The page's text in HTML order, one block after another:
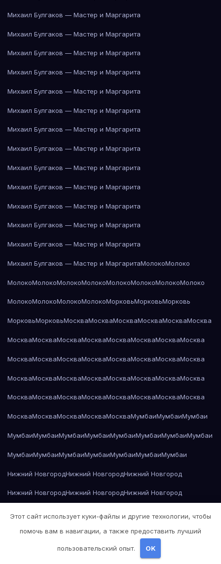
Михаил Булгаков — Мастер и Маргарита
Михаил Булгаков — Мастер и Маргарита
Михаил Булгаков — Мастер и Маргарита
Михаил Булгаков — Мастер и Маргарита
Михаил Булгаков — Мастер и Маргарита
Михаил Булгаков — Мастер и Маргарита
Михаил Булгаков — Мастер и Маргарита
Михаил Булгаков — Мастер и Маргарита
Михаил Булгаков — Мастер и Маргарита
Михаил Булгаков — Мастер и Маргарита
Михаил Булгаков — Мастер и Маргарита
Михаил Булгаков — Мастер и Маргарита
Михаил Булгаков — Мастер и Маргарита
Михаил Булгаков — Мастер и МаргаритаМолокоМолоко
МолокоМолокоМолокоМолокоМолокоМолокоМолокоМолоко
МолокоМолокоМолокоМолокоМорковьМорковьМорковь
МорковьМорковьМоскваМоскваМоскваМоскваМоскваМосква
МоскваМоскваМоскваМоскваМоскваМоскваМоскваМосква
МоскваМоскваМоскваМоскваМоскваМоскваМоскваМосква
МоскваМоскваМоскваМоскваМоскваМоскваМоскваМосква
МоскваМоскваМоскваМоскваМоскваМоскваМоскваМосква
МоскваМоскваМоскваМоскваМоскваМумбаиМумбаиМумбаи
МумбаиМумбаиМумбаиМумбаиМумбаиМумбаиМумбаиМумбаи
МумбаиМумбаиМумбаиМумбаиМумбаиМумбаиМумбаи
Нижний НовгородНижний НовгородНижний Новгород
Нижний НовгородНижний НовгородНижний Новгород
Нижний Новгород Нижний НовгородНижний Новгород
Нижний НовгородНижний НовгородНижний Новгород
Этот сайт использует куки-файлы и другие технологии, чтобы
помочь вам в навигации, а также предоставить лучший
пользовательский опыт. OK